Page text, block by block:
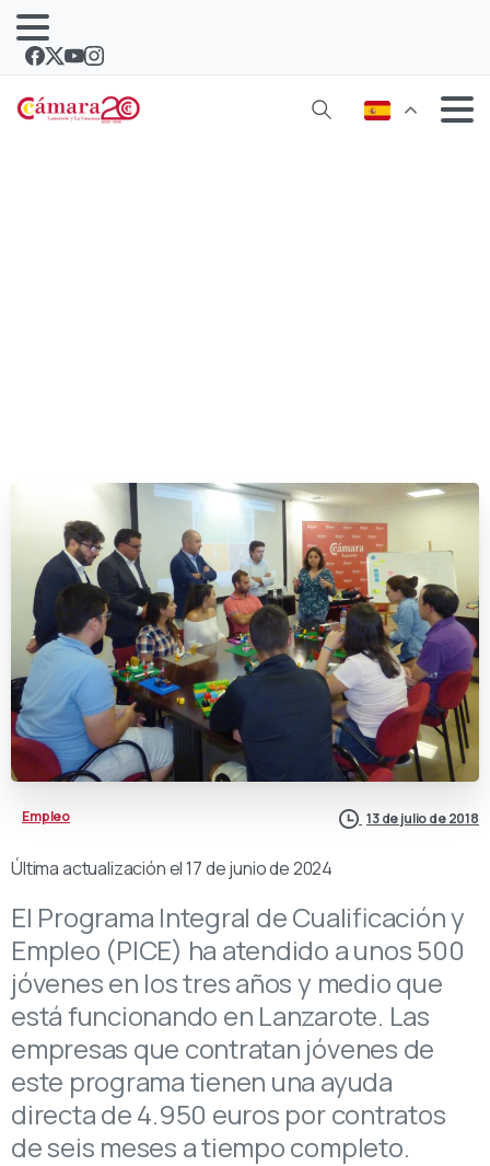
Empleo 13 de julio de 2018
Última actualización el 17 de junio de 2024
El Programa Integral de Cualificación y
Empleo (PICE) ha atendido a unos 500
jóvenes en los tres años y medio que
está funcionando en Lanzarote. Las
empresas que contratan jóvenes de
este programa tienen una ayuda
directa de 4.950 euros por contratos
de seis meses a tiempo completo.